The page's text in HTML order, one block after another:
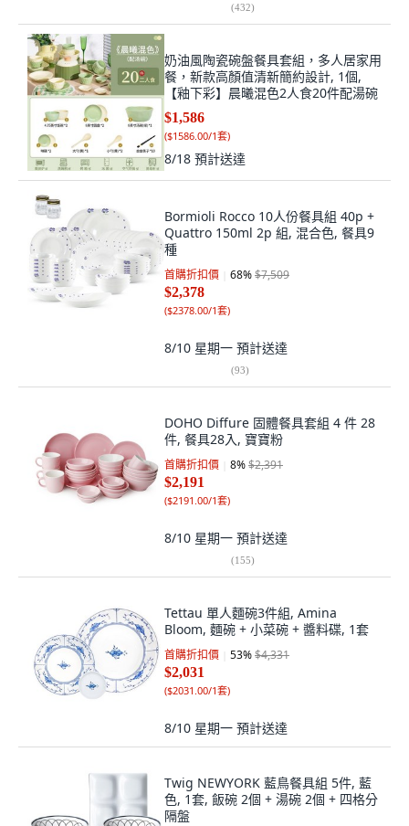
(432)
奶油風陶瓷碗盤餐具套組，多人居家用
餐，新款高顏值清新簡約設計, 1個,
【釉下彩】晨曦混色2人食20件配湯碗
$1,586
($1586.00/1套)
8/18 預計送達
Bormioli Rocco 10人份餐具組 40p +
Quattro 150ml 2p 組, 混合色, 餐具9
種
首購折扣價 68%$7,509
$2,378
($2378.00/1套)
8/10 星期一 預計送達
(93)
DOHO Diffure 固體餐具套組 4 件 28
件, 餐具28入, 寶寶粉
首購折扣價 8%$2,391
$2,191
($2191.00/1套)
8/10 星期一 預計送達
(155)
Tettau 單人麵碗3件組, Amina
Bloom, 麵碗 + 小菜碗 + 醬料碟, 1套
首購折扣價 53%$4,331
$2,031
($2031.00/1套)
8/10 星期一 預計送達
Twig NEWYORK 藍鳥餐具組 5件, 藍
色, 1套, 飯碗 2個 + 湯碗 2個 + 四格分
隔盤